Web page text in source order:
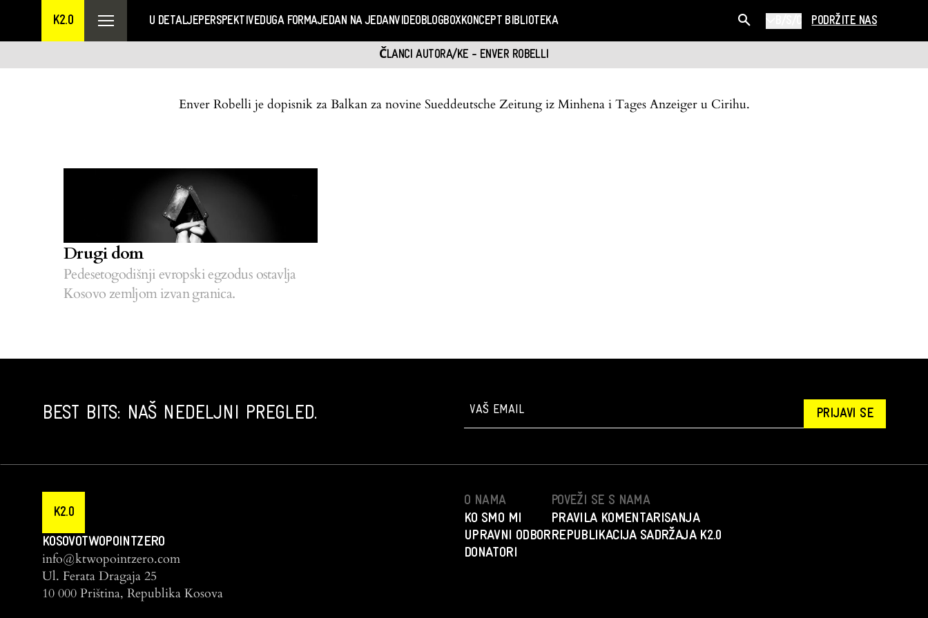
K2.0 U DETALJEPERSPEKTIVEDUGA FORMAJEDAN NA JEDANVIDEOBLOGBOXKONCEPT BIBLIOTEKA PODRŽITE NAS
ČLANCI AUTORA/KE - ENVER ROBELLI
Enver Robelli je dopisnik za Balkan za novine Sueddeutsche Zeitung iz Minhena i Tages Anzeiger u Cirihu.
Drugi dom
Pedesetogodišnji evropski egzodus ostavlja
Kosovo zemljom izvan granica.
BEST BITS: NAŠ NEDELJNI PREGLED. PRIJAVI SE
K2.0
KOSOVOTWOPOINTZERO
info@ktwopointzero.com
Ul. Ferata Dragaja 25
10 000 Priština, Republika Kosova
O NAMA
KO SMO MI
UPRAVNI ODBOR
DONATORI
POVEŽI SE S NAMA
PRAVILA KOMENTARISANJA
REPUBLIKACIJA SADRŽAJA K2.0